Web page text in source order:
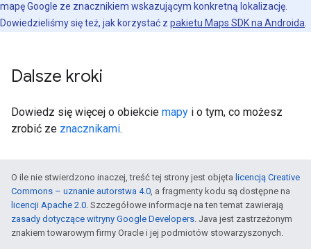
mapę Google ze znacznikiem wskazującym konkretną lokalizację.
Dowiedzieliśmy się też, jak korzystać z pakietu Maps SDK na Androida.
Dalsze kroki
Dowiedz się więcej o obiekcie mapy i o tym, co możesz
zrobić ze znacznikami.
O ile nie stwierdzono inaczej, treść tej strony jest objęta licencją Creative
Commons – uznanie autorstwa 4.0, a fragmenty kodu są dostępne na
licencji Apache 2.0. Szczegółowe informacje na ten temat zawierają
zasady dotyczące witryny Google Developers. Java jest zastrzeżonym
znakiem towarowym firmy Oracle i jej podmiotów stowarzyszonych.